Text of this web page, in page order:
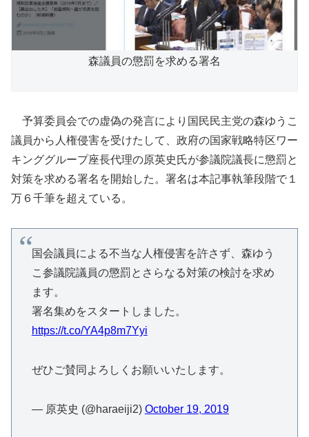
森議員の懲罰を求める署名
予算委員会での虚偽の発言により国民民主党の森ゆうこ
議員から人権侵害を受けたして、政府の国家戦略特区ワー
キンググループ座長代理の原英史氏が参議院議長に懲罰と
対策を求める署名を開始した。署名は本記事執筆段階で１
万６千筆を超えている。
国会議員による不当な人権侵害を許さず、森ゆう
こ参議院議員の懲罰とさらなる対策の検討を求め
ます。
署名集めをスタートしました。
https://t.co/YA4p8m7Yyi
ぜひご賛同よろしくお願いいたします。
— 原英史 (@haraeiji2) October 19, 2019